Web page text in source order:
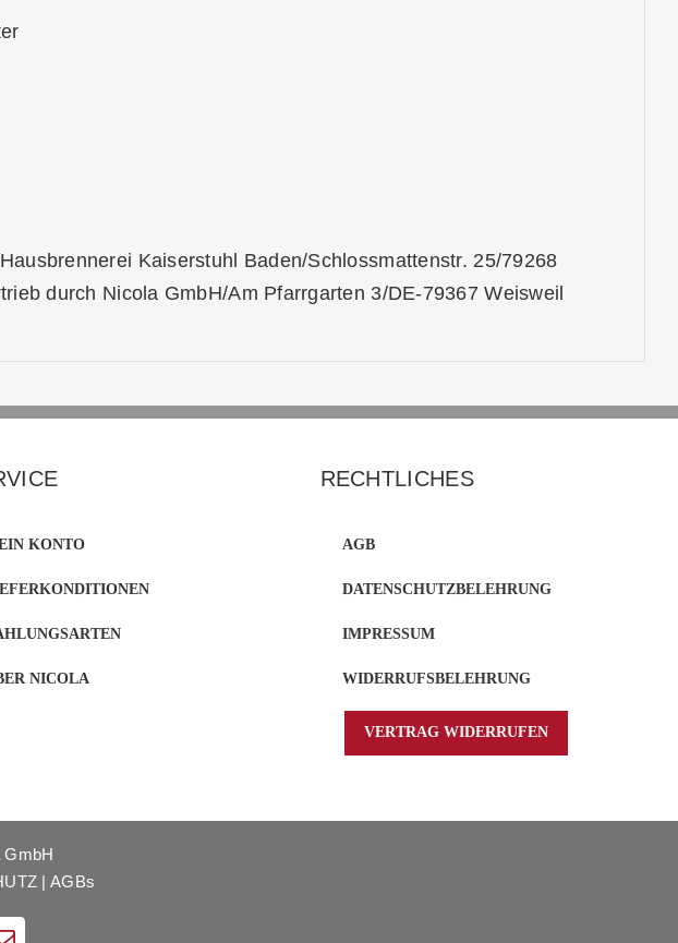
Kaiserstuhl Baden/Schlossmattenstr. 25/79268
durch Nicola GmbH/Am Pfarrgarten 3/DE-79367 Weisweil
KONTO
NICOLA
RECHTLICHES
AGB
DATENSCHUTZBELEHRUNG
IMPRESSUM
WIDERRUFSBELEHRUNG
VERTRAG WIDERRUFEN
GmbH
| AGBs